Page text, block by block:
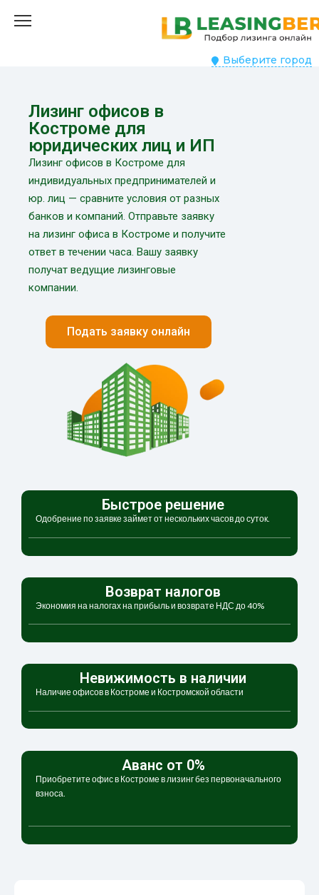
Выберите город
Лизинг офисов в
Костроме для
юридических лиц и ИП
Лизинг офисов в Костроме для
индивидуальных предпринимателей и
юр. лиц — сравните условия от разных
банков и компаний. Отправьте заявку
на лизинг офиса в Костроме и получите
ответ в течении часа. Вашу заявку
получат ведущие лизинговые
компании.
Подать заявку онлайн
Быстрое решение
Одобрение по заявке займет от нескольких часов до суток.
Возврат налогов
Экономия на налогах на прибыль и возврате НДС до 40%
Невижимость в наличии
Наличие офисов в Костроме и Костромской области
Аванс от 0%
Приобретите офис в Костроме в лизинг без первоначального
взноса.